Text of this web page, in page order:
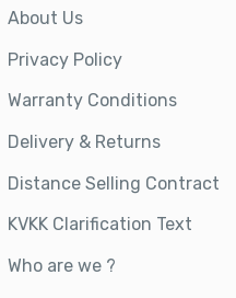
About Us
Privacy Policy
Warranty Conditions
Delivery & Returns
Distance Selling Contract
KVKK Clarification Text
Who are we ?